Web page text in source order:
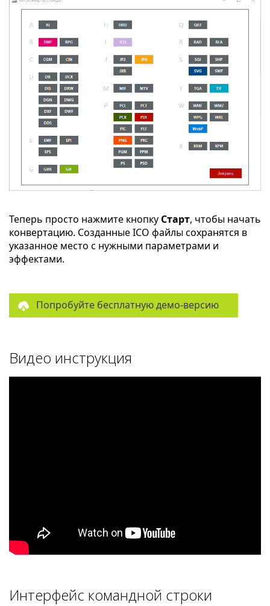
Теперь просто нажмите кнопку Старт, чтобы начать
конвертацию. Созданные ICO файлы сохранятся в
указанное место с нужными параметрами и
эффектами.
Попробуйте бесплатную демо-версию
Видео инструкция
Интерфейс командной строки